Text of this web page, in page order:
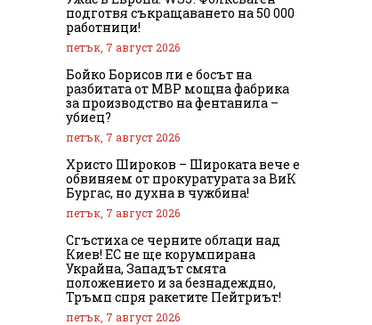
подготвя съкращаването на 50 000
работници!
петък, 7 август 2026
Бойко Борисов ли е босът на
разбитата от МВР мощна фабрика
за производство на фентанила –
убиец?
петък, 7 август 2026
Христо Широков – Широката вече е
обвиняем от прокуратурата за ВиК
Бургас, но духна в чужбина!
петък, 7 август 2026
Сгъстиха се черните облаци над
Киев! ЕС не ще корумпирана
Украйна, Западът смята
положението и за безнадеждно,
Тръмп спря ракетите Пейтриът!
петък, 7 август 2026